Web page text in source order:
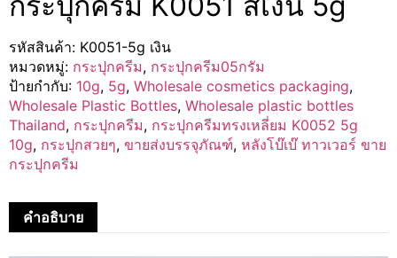
รหัสสินค้า: K0051-5g เงิน
หมวดหมู่: กระปุกครีม, กระปุกครีม05กรัม
ป้ายกำกับ: 10g, 5g, Wholesale cosmetics packaging,
Wholesale Plastic Bottles, Wholesale plastic bottles
Thailand, กระปุกครีม, กระปุกครีมทรงเหลี่ยม K0052 5g
10g, กระปุกสวยๆ, ขายส่งบรรจุภัณฑ์, หลังโบ๊เบ๊ ทาวเวอร์ ขาย
กระปุกครีม
คำอธิบาย